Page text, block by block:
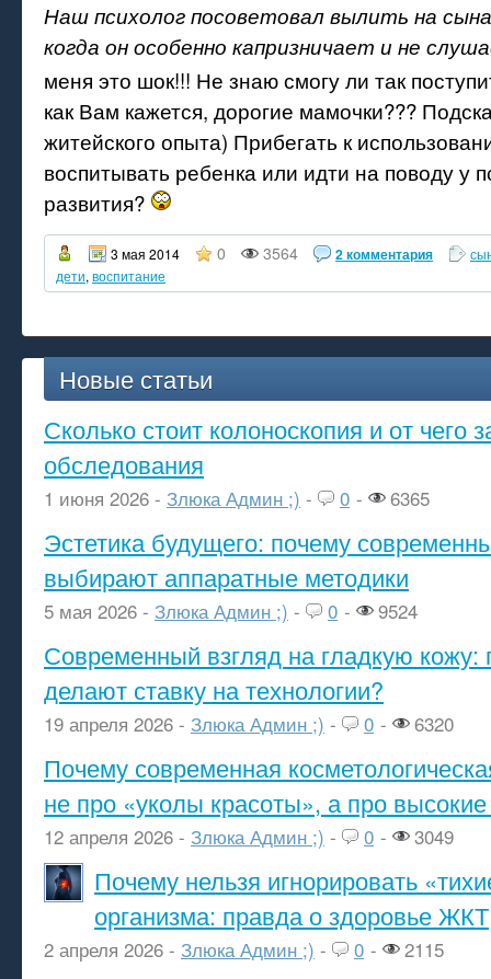
Наш психолог посоветовал вылить на
когда он особенно капризничает и не
меня это шок!!! Не знаю смогу ли так
как Вам кажется, дорогие мамочки???
житейского опыта) Прибегать к
воспитывать ребенка или идти на поводу у
развития?
3 мая 2014 0 3564 2 комментария
дети, воспитание
Новые статьи
Сколько стоит колоноскопия и от чего
обследования
1 июня 2026 - Злюка Админ ;) - 0 - 6365
Эстетика будущего: почему
выбирают аппаратные методики
5 мая 2026 - Злюка Админ ;) - 0 - 9524
Современный взгляд на гладкую кожу:
делают ставку на технологии?
19 апреля 2026 - Злюка Админ ;) - 0 - 6320
Почему современная
не про «уколы красоты», а про высокие
12 апреля 2026 - Злюка Админ ;) - 0 - 3049
Почему нельзя игнорировать
организма: правда о здоровье ЖКТ
2 апреля 2026 - Злюка Админ ;) - 0 - 2115